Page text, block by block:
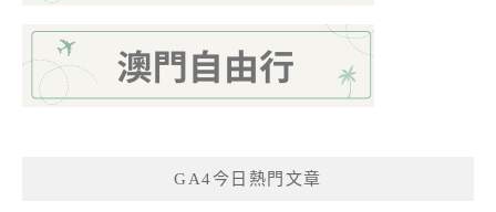
GA4今日熱門文章